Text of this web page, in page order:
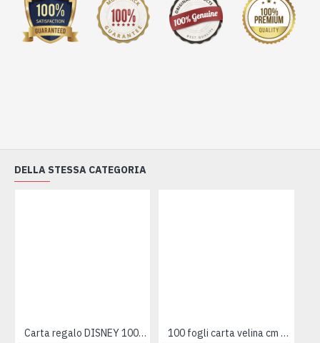
DELLA STESSA CATEGORIA
Carta regalo DISNEY 100 fogli 100 fogli carta velina cm 100x140 - 21gr